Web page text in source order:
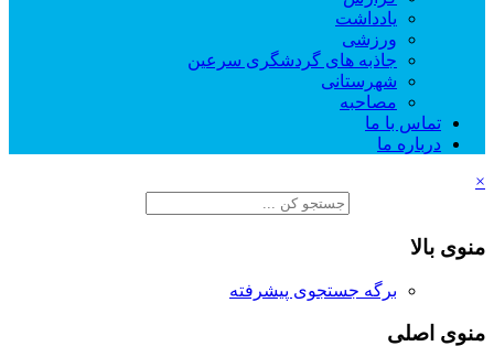
یادداشت
ورزشی
جاذبه های گردشگری سرعین
شهرستانی
مصاحبه
تماس با ما
درباره ما
×
منوی بالا
برگه جستجوی پیشرفته
منوی اصلی